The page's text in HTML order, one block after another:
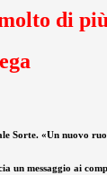
di
Sorte. «Un nuovo
messaggio ai